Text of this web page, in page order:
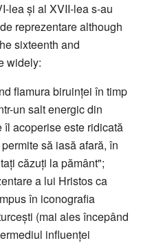
lea și al XVII-lea s-au
reprezentare although
sixteenth and
widely:
flamura biruinței în timp
un salt energic din
îl acoperise este ridicată
să iasă afară, în
căzuți la pământ";
a lui Hristos ca
în iconografia
(mai ales începând
influenței